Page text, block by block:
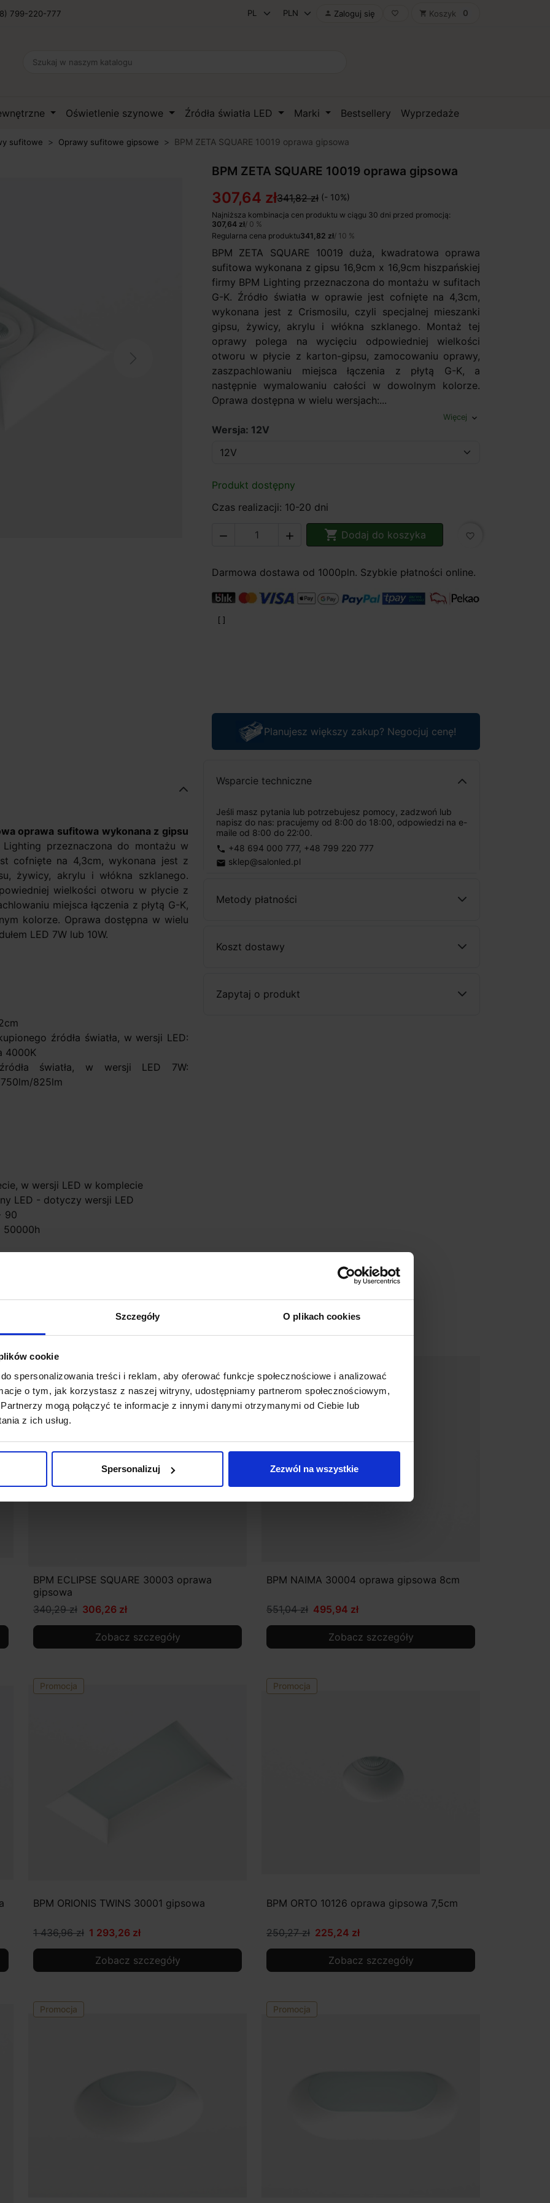
Szczegóły O plikach cookies
cookie
spersonalizowania treści i reklam, aby oferować funkcje społecznościowe i analizować
o tym, jak korzystasz z naszej witryny, udostępniamy partnerom społecznościowym,
mogą połączyć te informacje z innymi danymi otrzymanymi od Ciebie lub
z ich usług.
Spersonalizuj Zezwól na wszystkie
799-220-777  Zaloguj się favorite_border shopping_cart Koszyk 0
Oświetlenie szynowe Źródła światła LED Marki Bestsellery Wyprzedaże
sufitowe Oprawy sufitowe gipsowe BPM ZETA SQUARE 10019 oprawa gipsowa
BPM ZETA SQUARE 10019 oprawa gipsowa
307,64 zł341,82 zł (- 10%)
Najniższa kombinacja cen produktu w ciągu 30 dni przed promocją:
307,64 zł/ 0 %
Regularna cena produktu341,82 zł/ 10 %
BPM ZETA SQUARE 10019 duża, kwadratowa oprawa
sufitowa wykonana z gipsu 16,9cm x 16,9cm hiszpańskiej
firmy BPM Lighting przeznaczona do montażu w sufitach
G-K. Źródło światła w oprawie jest cofnięte na 4,3cm,
wykonana jest z Crismosilu, czyli specjalnej mieszanki
gipsu, żywicy, akrylu i włókna szklanego. Montaż tej
oprawy polega na wycięciu odpowiedniej wielkości
otworu w płycie z karton-gipsu, zamocowaniu oprawy,
zaszpachlowaniu miejsca łączenia z płytą G-K, a
następnie wymalowaniu całości w dowolnym kolorze.
Oprawa dostępna w wielu wersjach:...
Więcej expand_more
Wersja: 12V
Produkt dostępny
Czas realizacji: 10-20 dni
   Dodaj do koszyka favorite_border
Darmowa dostawa od 1000pln. Szybkie płatności online.
Planujesz większy zakup? Negocjuj cenę!
Wsparcie techniczne
Jeśli masz pytania lub potrzebujesz pomocy, zadzwoń lub
napisz do nas: pracujemy od 8:00 do 18:00, odpowiedzi na e-
maile od 8:00 do 22:00.
phone +48 694 000 777, +48 799 220 777
email sklep@salonled.pl
Metody płatności
Koszt dostawy
Zapytaj o produkt
oprawa sufitowa wykonana z gipsu
przeznaczona do montażu w
cofnięte na 4,3cm, wykonana jest z
żywicy, akrylu i włókna szklanego.
wielkości otworu w płycie z
miejsca łączenia z płytą G-K,
kolorze. Oprawa dostępna w wielu
LED 7W lub 10W.
źródła światła, w wersji LED:
4000K
światła, w wersji LED 7W:
825lm
w wersji LED w komplecie
LED - dotyczy wersji LED
90
50000h
Promocja
BPM ECLIPSE SQUARE 30003 oprawa
gipsowa
340,29 zł 306,26 zł
Zobacz szczegóły
BPM NAIMA 30004 oprawa gipsowa 8cm
551,04 zł 495,94 zł
Zobacz szczegóły
Promocja
BPM ORIONIS TWINS 30001 gipsowa
1 436,96 zł 1 293,26 zł
Zobacz szczegóły
Promocja
BPM ORTO 10126 oprawa gipsowa 7,5cm
250,27 zł 225,24 zł
Zobacz szczegóły
Promocja Promocja